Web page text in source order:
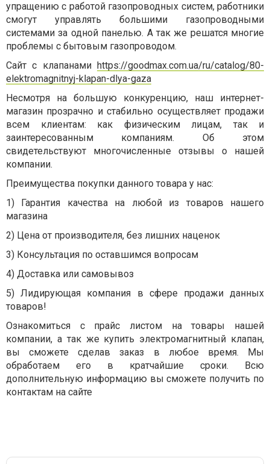
упращению с работой газопроводных систем, работники
смогут управлять большими газопроводными
системами за одной панелью. А так же решатся многие
проблемы с бытовым газопроводом.
Сайт с клапанами https://goodmax.com.ua/ru/catalog/80-
elektromagnitnyj-klapan-dlya-gaza
Несмотря на большую конкуренцию, наш интернет-
магазин прозрачно и стабильно осуществляет продажи
всем клиентам: как физическим лицам, так и
заинтересованным компаниям. Об этом
свидетельствуют многочисленные отзывы о нашей
компании.
Преимущества покупки данного товара у нас:
1) Гарантия качества на любой из товаров нашего
магазина
2) Цена от производителя, без лишних наценок
3) Консультация по оставшимся вопросам
4) Доставка или самовывоз
5) Лидирующая компания в сфере продажи данных
товаров!
Ознакомиться с прайс листом на товары нашей
компании, а так же купить электромагнитный клапан,
вы сможете сделав заказ в любое время. Мы
обработаем его в кратчайшие сроки. Всю
дополнительную информацию вы сможете получить по
контактам на сайте